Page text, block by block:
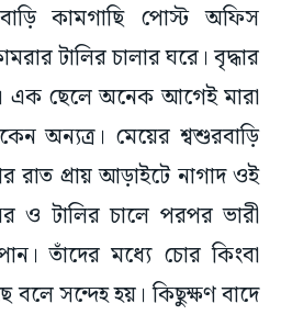
কামগাছি পোস্ট অফিস
টালির চালার ঘরে। বৃদ্ধার
এক ছেলে অনেক আগেই মারা
অন্যত্র। মেয়ের শ্বশুরবাড়ি
রাত প্রায় আড়াইটে নাগাদ ওই
ও টালির চালে পরপর ভারী
তাঁদের মধ্যে চোর কিংবা
বলে সন্দেহ হয়। কিছুক্ষণ বাদে